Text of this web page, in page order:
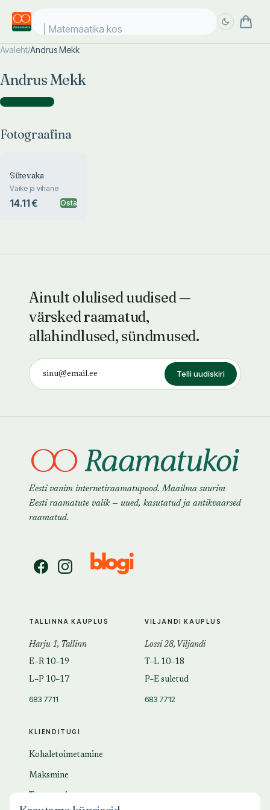
Matemaatika kosm
Avaleht/Andrus Mekk
Andrus Mekk
Fotograafina )
Fotograafina
Sütevaka
Väike ja vihane
14.11 € Osta
Ainult olulised uudised —
värsked raamatud,
allahindlused, sündmused.
Telli uudiskiri
Eesti vanim internetiraamatupood. Maailma suurim
Eesti raamatute valik — uued, kasutatud ja antikvaarsed
raamatud.
KLIENDITUGI
Kohaletoimetamine
Maksmine
TALLINNA KAUPLUS
Harju 1, Tallinn
E–R 10–19
L–P 10–17
683 7711
VILJANDI KAUPLUS
Lossi 28, Viljandi
T–L 10–18
P–E suletud
683 7712